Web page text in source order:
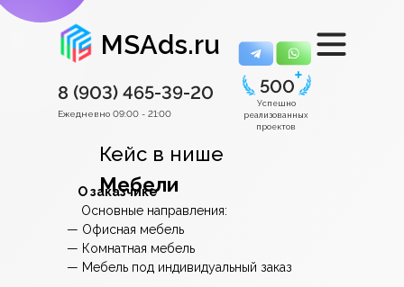
500
8 (903) 465-39-20
Ежедневно 09:00 - 21:00
Успешно
реализованных
проектов
MSAds.ru
О заказчике
Основные направления:
— Офисная мебель
— Комнатная мебель
— Мебель под индивидуальный заказ
Кейс в нише
Мебели